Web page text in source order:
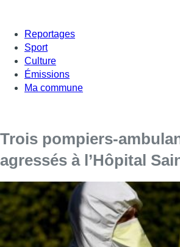
Reportages
Sport
Culture
Émissions
Ma commune
Trois pompiers-
agressés à l’Hôpital